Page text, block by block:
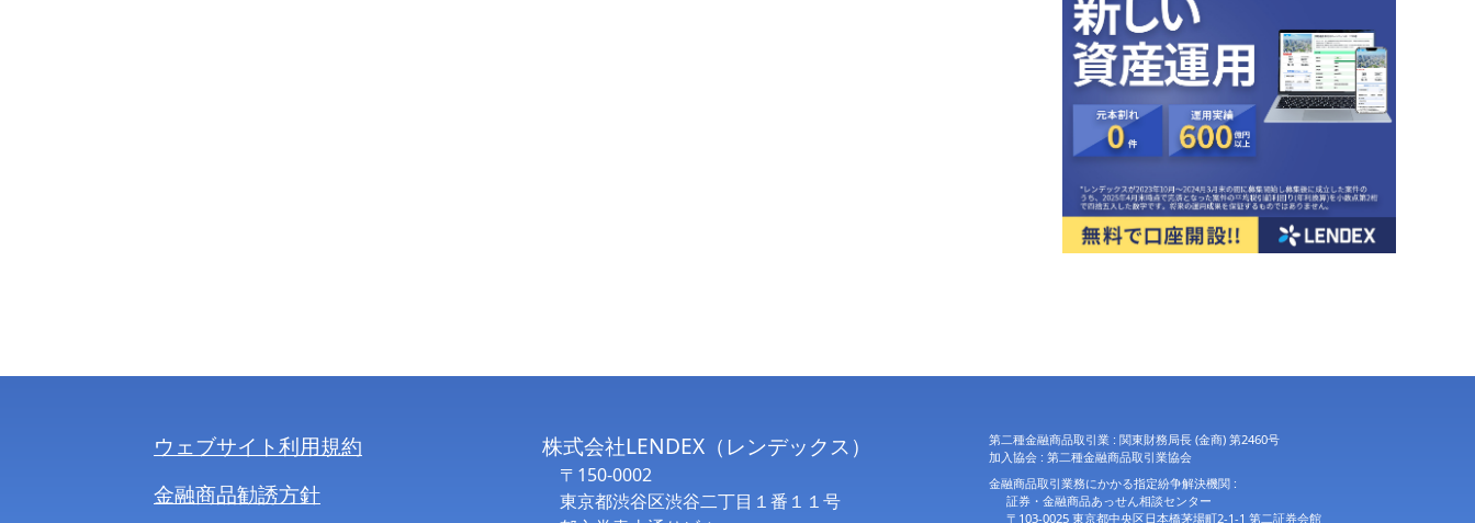
ウェブサイト利用規約
金融商品勧誘方針
株式会社LENDEX（レンデックス）
〒150-0002
東京都渋谷区渋谷二丁目１番１１号
第二種金融商品取引業 : 関東財務局長 (金商) 第2460号
加入協会 : 第二種金融商品取引業協会
金融商品取引業務にかかる指定紛争解決機関 :
証券・金融商品あっせん相談センター
〒103-0025 東京都中央区日本橋茅場町2-1-1 第二証券会館